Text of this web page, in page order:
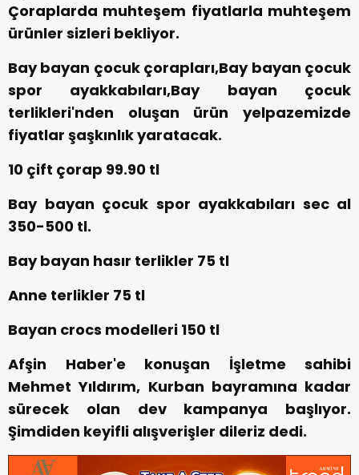
Çoraplarda muhteşem fiyatlarla muhteşem
ürünler sizleri bekliyor.
Bay bayan çocuk çorapları,Bay bayan çocuk
spor ayakkabıları,Bay bayan çocuk
terlikleri'nden oluşan ürün yelpazemizde
fiyatlar şaşkınlık yaratacak.
10 çift çorap 99.90 tl
Bay bayan çocuk spor ayakkabıları sec al
350-500 tl.
Bay bayan hasır terlikler 75 tl
Anne terlikler 75 tl
Bayan crocs modelleri 150 tl
Afşin Haber'e konuşan İşletme sahibi
Mehmet Yıldırım, Kurban bayramına kadar
sürecek olan dev kampanya başlıyor.
Şimdiden keyifli alışverişler dileriz dedi.